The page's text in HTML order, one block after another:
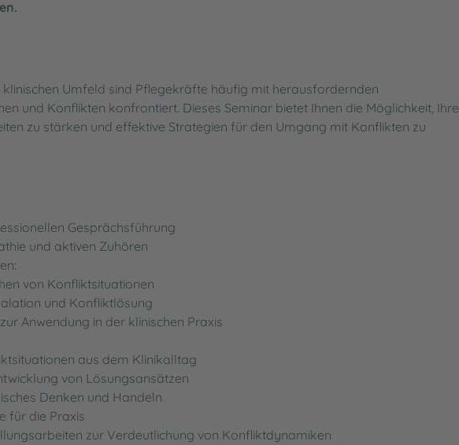
- Beschwerdemanagement (LKSG)
klinischen Umfeld sind Pflegekräfte häufig mit herausfordernden
und Konflikten konfrontiert. Dieses Seminar bietet Ihnen die Möglichkeit, Ihre
zu stärken und effektive Strategien für den Umgang mit Konflikten zu
Gesprächsführung
und aktiven Zuhören
von Konfliktsituationen
und Konfliktlösung
Anwendung in der klinischen Praxis
aus dem Klinikalltag
von Lösungsansätzen
Denken und Handeln
für die Praxis
zur Verdeutlichung von Konfliktdynamiken